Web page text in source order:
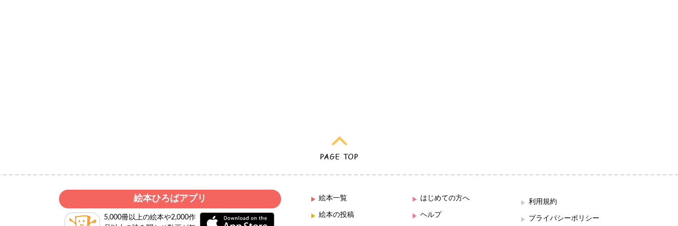
絵本ひろばアプリ
5,000冊以上の絵本や2,000作
絵本一覧
絵本の投稿
はじめての方へ
ヘルプ
利用規約
プライバシーポリシー